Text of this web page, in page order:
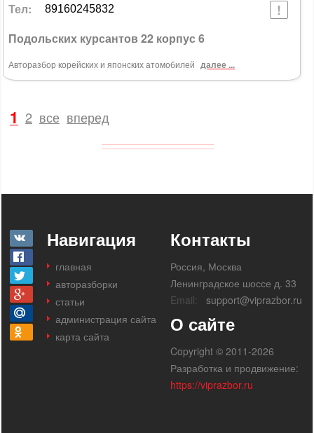
Тел: 89160245832
Подольских курсантов 22 корпус 6
Авторазбор корейских и японских атомобилей далее ...
1 2 все вперед
Навигация
главная
авторазборки
статьи
администрация сайта
карта сайта
Контакты
Россия, Москва
Ленинградское шоссе д. 33
Email:
support@viprazbor.ru
О сайте
Copyright © 2011-2026
Разработка и продвижение:
https://viprazbor.ru